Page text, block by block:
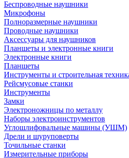
Беспроводные наушники
Микрофоны
Полноразмерные наушники
Проводные наушники
Аксессуары для наушников
Планшеты и электронные книги
Электронные книги
Планшеты
Инструменты и строительная
Рейсмусовые станки
Инструменты
Замки
Электроножницы по металлу
Наборы электроинструментов
Углошлифовальные машины (УШМ)
Дрели и шуруповерты
Точильные станки
Измерительные приборы